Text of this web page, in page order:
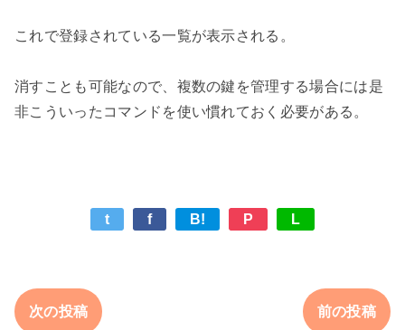
これで登録されている一覧が表示される。
消すことも可能なので、複数の鍵を管理する場合には是
t f B! P L
次の投稿 前の投稿